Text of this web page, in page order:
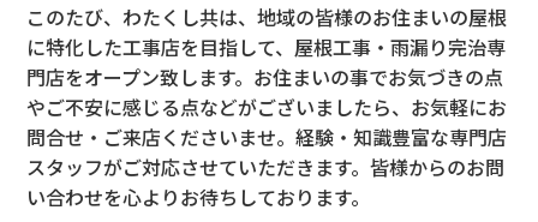
このたび、わたくし共は、地域の皆様のお住まいの屋根
に特化した工事店を目指して、屋根工事・雨漏り完治専
門店をオープン致します。お住まいの事でお気づきの点
やご不安に感じる点などがございましたら、お気軽にお
問合せ・ご来店くださいませ。経験・知識豊富な専門店
スタッフがご対応させていただきます。皆様からのお問
い合わせを心よりお待ちしております。